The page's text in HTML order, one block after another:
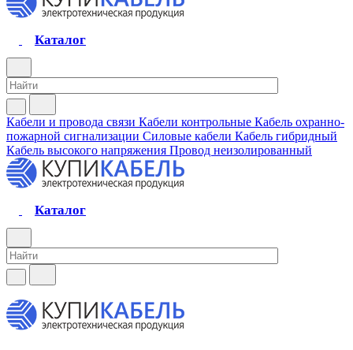
Каталог
Кабели и провода связи Кабели контрольные Кабель охранно-
пожарной сигнализации Силовые кабели Кабель гибридный
Кабель высокого напряжения Провод неизолированный
Каталог